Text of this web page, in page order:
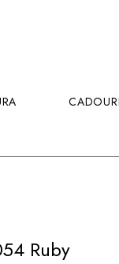
CADOURI
Ruby